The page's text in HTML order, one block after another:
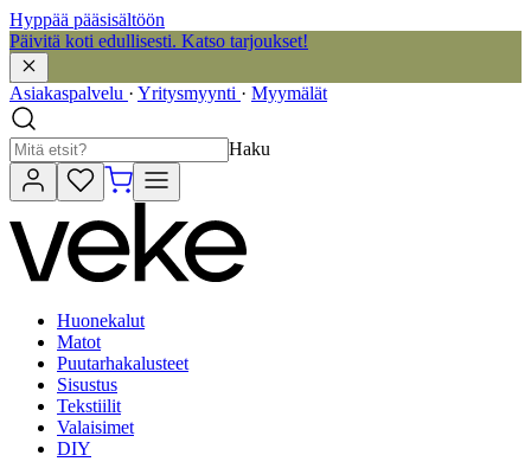
Hyppää pääsisältöön
Päivitä koti edullisesti. Katso tarjoukset!
Asiakaspalvelu · Yritysmyynti · Myymälät
Haku
Huonekalut
Matot
Puutarhakalusteet
Sisustus
Tekstiilit
Valaisimet
DIY